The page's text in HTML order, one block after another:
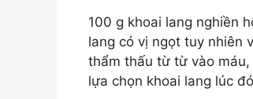
100 g khoai lang nghiền
lang có vị ngọt tuy nhiên
thẩm thấu từ từ vào
lựa chọn khoai lang lúc